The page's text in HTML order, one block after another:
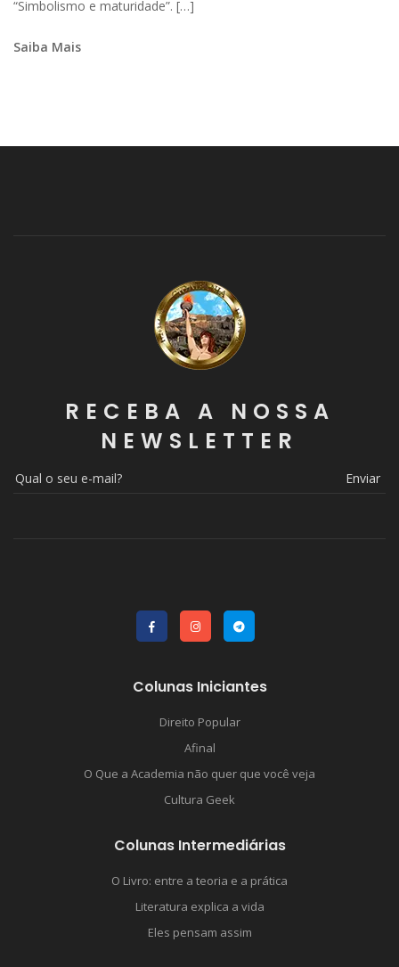
“Simbolismo e maturidade”. […]
Saiba Mais
RECEBA A NOSSA
NEWSLETTER
Enviar
Colunas Iniciantes
Direito Popular
Afinal
O Que a Academia não quer que você veja
Cultura Geek
Colunas Intermediárias
O Livro: entre a teoria e a prática
Literatura explica a vida
Eles pensam assim